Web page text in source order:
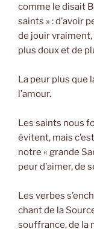
comme le disait
saints » : d’avoir
de jouir vraiment,
plus doux et de
La peur plus que
l’amour.
Les saints nous
évitent, mais
notre « grande
peur d’aimer, de
Les verbes
chant de la
souffrance, de la